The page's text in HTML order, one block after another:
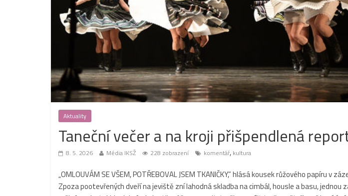
Aktuality
Taneční večer a na kroji přišpendlená
8. 5. 2026 Média IKSŽ 228 zobrazení komentář, kultura
„OMLOUVÁM SE VŠEM, POTŘEBOVAL JSEM TKANIČKY,” hlásá kousek růžového papíru v
Zpoza pootevřených dveří na jeviště zní lahodná skladba na cimbál, housle a basu, jednou